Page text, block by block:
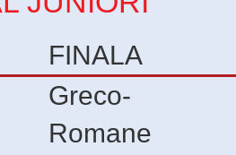
FINALA
Greco-
Romane